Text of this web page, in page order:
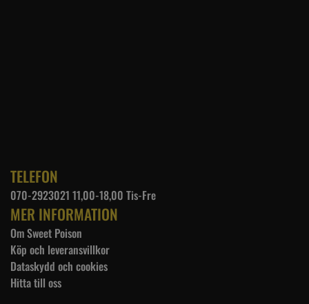
TELEFON
070-2923021 11,00-18,00 Tis-Fre
MER INFORMATION
Om Sweet Poison
Köp och leveransvillkor
Dataskydd och cookies
Hitta till oss